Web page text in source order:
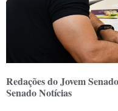
Redações do Jovem
Senado Notícias